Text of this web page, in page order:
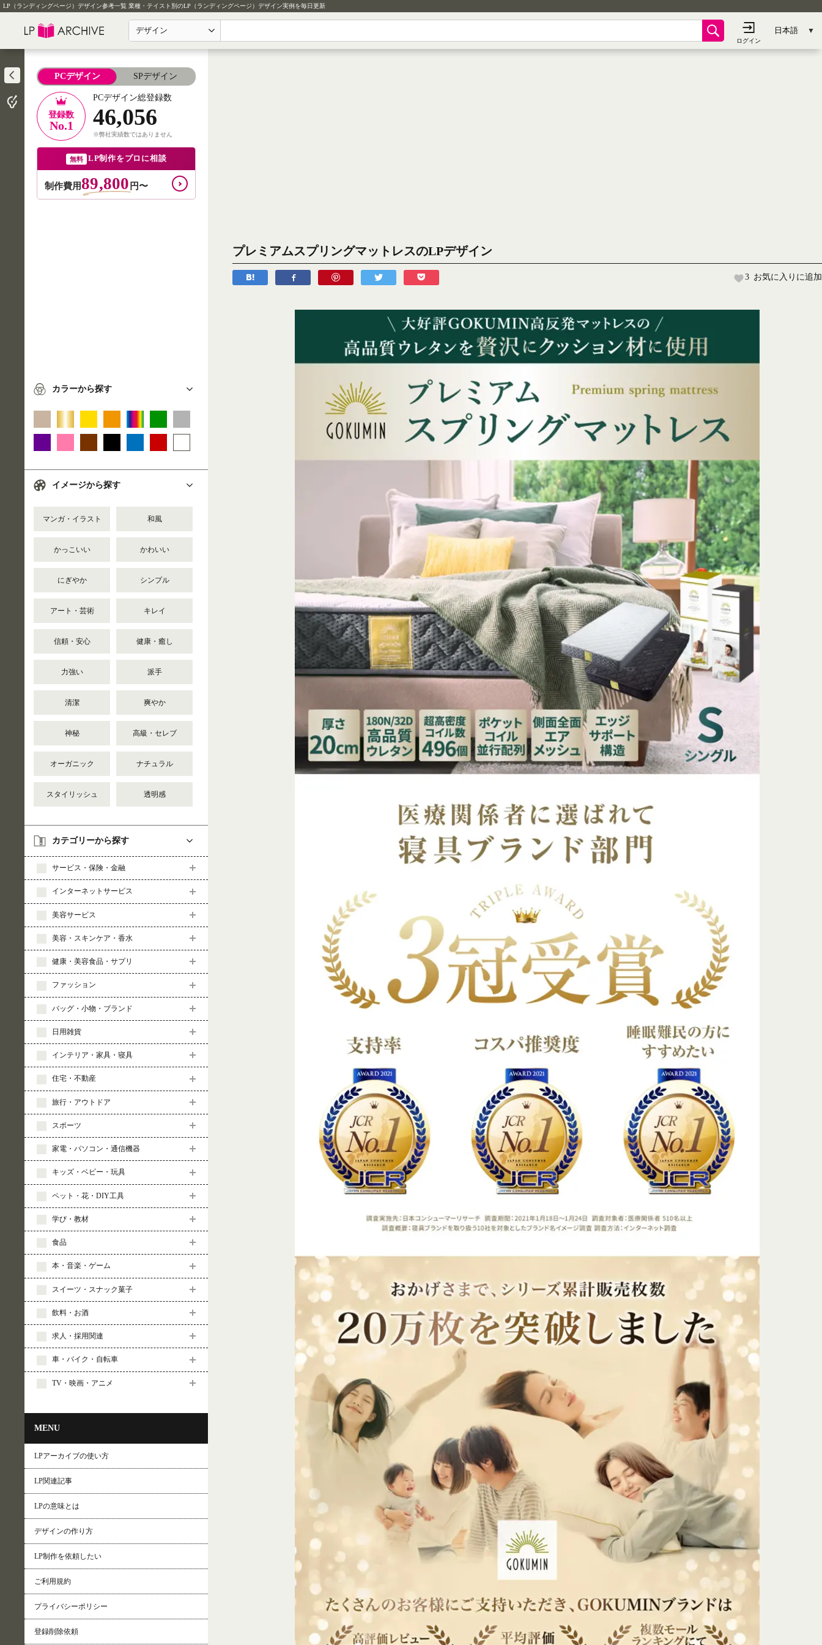
LP（ランディングページ）デザイン参考一覧 業種・テイスト別のLP（ランディングページ）デザイン実例を毎日更新
デザイン
PCデザイン SPデザイン
登録数
No.1
PCデザイン総登録数
46,056
※弊社実績数ではありません
無料 LP制作をプロに相談
制作費用89,800 円〜
カラーから探す
イメージから探す
マンガ・イラスト 和風
かっこいい かわいい
にぎやか シンプル
アート・芸術 キレイ
信頼・安心 健康・癒し
力強い 派手
清潔 爽やか
神秘 高級・セレブ
オーガニック ナチュラル
スタイリッシュ 透明感
カテゴリーから探す
サービス・保険・金融
インターネットサービス
美容サービス
美容・スキンケア・香水
健康・美容食品・サプリ
ファッション
バッグ・小物・ブランド
日用雑貨
インテリア・家具・寝具
住宅・不動産
旅行・アウトドア
スポーツ
家電・パソコン・通信機器
キッズ・ベビー・玩具
ペット・花・DIY工具
学び・教材
食品
本・音楽・ゲーム
スイーツ・スナック菓子
飲料・お酒
求人・採用関連
車・バイク・自転車
TV・映画・アニメ
MENU
LPアーカイブの使い方
LP関連記事
LPの意味とは
デザインの作り方
LP制作を依頼したい
ご利用規約
プライバシーポリシー
登録削除依頼
プレミアムスプリングマットレスのLPデザイン
3 お気に入りに追加